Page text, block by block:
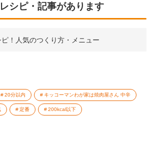
シピ・記事があります
！人気のつくり方・メニュー
20分以内 キッコーマンわが家は焼肉屋さん 中辛
定番 200kcal以下